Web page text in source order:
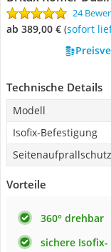
24
ab 389,00 € ( Sofort
Technische Details
Modell
Isofix-Befestigung
Seitenaufprallschutz
Vorteile
360° drehbar
sichere Isofix-